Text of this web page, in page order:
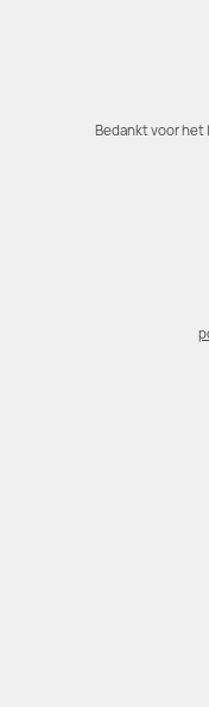
Bedankt voor het